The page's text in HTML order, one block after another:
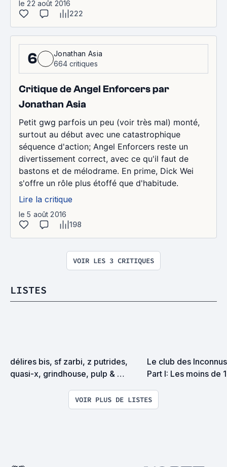
le 22 août 2016
222
6
Jonathan Asia
664 critiques
Critique de Angel Enforcers par
Jonathan Asia
Petit gwg parfois un peu (voir très mal) monté,
surtout au début avec une catastrophique
séquence d'action; Angel Enforcers reste un
divertissement correct, avec ce qu'il faut de
bastons et de mélodrame. En prime, Dick Wei
s'offre un rôle plus étoffé que d'habitude.
Lire la critique
le 5 août 2016
198
VOIR LES 3 CRITIQUES
LISTES
délires bis, sf zarbi, z putrides,
quasi-x, grindhouse, pulp &
Le club des
Part I: Les moins de
VOIR PLUS DE LISTES